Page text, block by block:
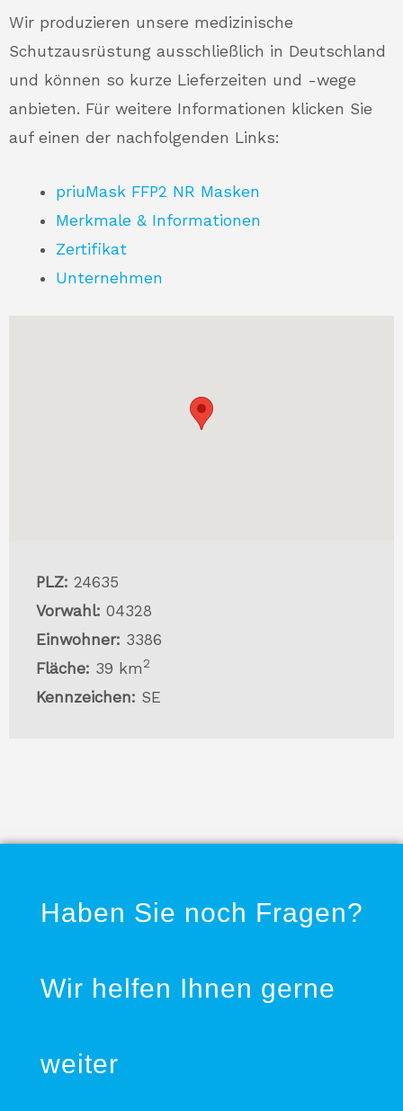
Wir produzieren unsere medizinische
Schutzausrüstung ausschließlich in Deutschland
und können so kurze Lieferzeiten und -wege
anbieten. Für weitere Informationen klicken Sie
auf einen der nachfolgenden Links:
priuMask FFP2 NR Masken
Merkmale & Informationen
Zertifikat
Unternehmen
PLZ: 24635
Vorwahl: 04328
Einwohner: 3386
Fläche: 39 km 2
Kennzeichen: SE
Haben Sie noch Fragen?
Wir helfen Ihnen gerne
weiter